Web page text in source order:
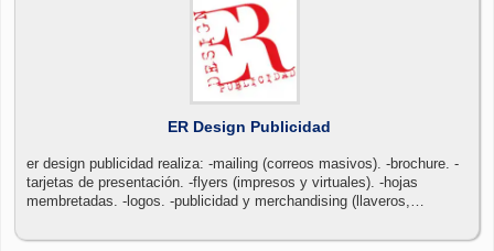
buena calidad de telas de fibras de algodon de produccion peruana
100% las materias primas de produccion son de importacion
calificada en el control de calidad de los insumos textiles utilizados .
darmada importa y exporta sus productos en el mercado
ER Design Publicidad
er design publicidad realiza: -mailing (correos masivos). -brochure. -
tarjetas de presentación. -flyers (impresos y virtuales). -hojas
membretadas. -logos. -publicidad y merchandising (llaveros,
pestañas dinámicas en facebook. -web y más